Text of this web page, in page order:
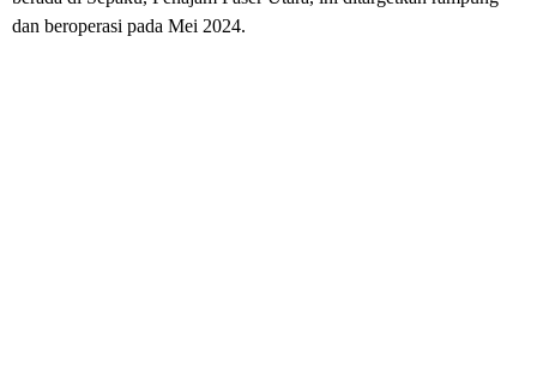
dan beroperasi pada Mei 2024.